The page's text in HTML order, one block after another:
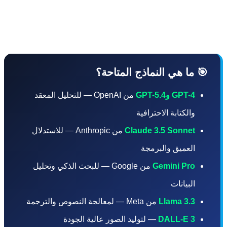
ما هي النماذج المتاحة؟
GPT-4 وGPT-5.4 من OpenAI — للتحليل المعقد
والكتابة الاحترافية
Claude 3.5 Sonnet من Anthropic — للاستدلال
العميق والبرمجة
Gemini Pro من Google — للبحث الذكي وتحليل
البيانات
Llama 3.3من Meta — لمعالجة النصوص والترجمة
DALL-E 3— لتوليد الصور عالية الجودة